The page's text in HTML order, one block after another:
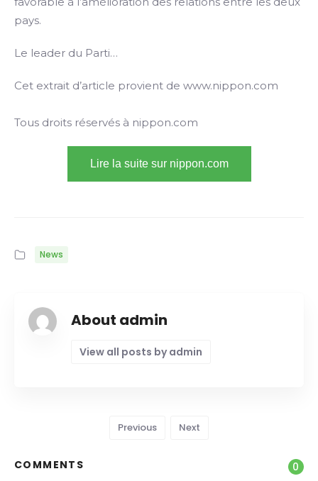
pays.
Le leader du Parti…
Cet extrait d’article provient de www.nippon.com
Tous droits réservés à nippon.com
Lire la suite sur nippon.com
News
About admin
View all posts by admin
Previous Next
COMMENTS 0